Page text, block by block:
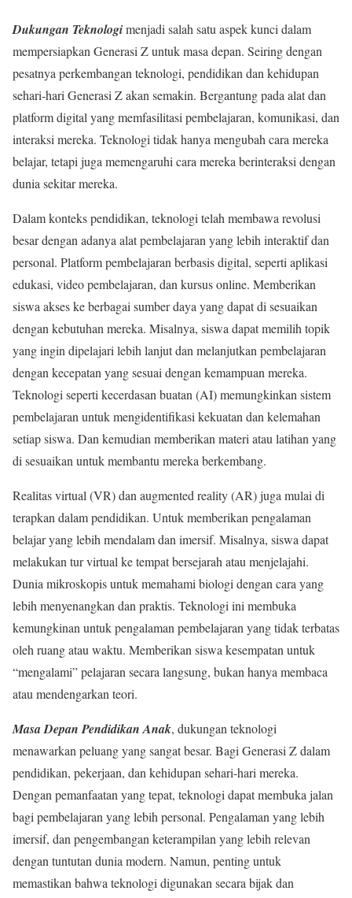
Dukungan Teknologimenjadi salah satu aspek kunci dalam
mempersiapkan Generasi Z untuk masa depan. Seiring dengan
pesatnya perkembangan teknologi, pendidikan dan kehidupan
sehari-hari Generasi Z akan semakin. Bergantung pada alat dan
platform digital yang memfasilitasi pembelajaran, komunikasi, dan
interaksi mereka. Teknologi tidak hanya mengubah cara mereka
belajar, tetapi juga memengaruhi cara mereka berinteraksi dengan
dunia sekitar mereka.
Dalam konteks pendidikan, teknologi telah membawa revolusi
besar dengan adanya alat pembelajaran yang lebih interaktif dan
personal. Platform pembelajaran berbasis digital, seperti aplikasi
edukasi, video pembelajaran, dan kursus online. Memberikan
siswa akses ke berbagai sumber daya yang dapat di sesuaikan
dengan kebutuhan mereka. Misalnya, siswa dapat memilih topik
yang ingin dipelajari lebih lanjut dan melanjutkan pembelajaran
dengan kecepatan yang sesuai dengan kemampuan mereka.
Teknologi seperti kecerdasan buatan (AI) memungkinkan sistem
pembelajaran untuk mengidentifikasi kekuatan dan kelemahan
setiap siswa. Dan kemudian memberikan materi atau latihan yang
di sesuaikan untuk membantu mereka berkembang.
Realitas virtual (VR) dan augmented reality (AR) juga mulai di
terapkan dalam pendidikan. Untuk memberikan pengalaman
belajar yang lebih mendalam dan imersif. Misalnya, siswa dapat
melakukan tur virtual ke tempat bersejarah atau menjelajahi.
Dunia mikroskopis untuk memahami biologi dengan cara yang
lebih menyenangkan dan praktis. Teknologi ini membuka
kemungkinan untuk pengalaman pembelajaran yang tidak terbatas
oleh ruang atau waktu. Memberikan siswa kesempatan untuk
“mengalami” pelajaran secara langsung, bukan hanya membaca
atau mendengarkan teori.
Masa Depan Pendidikan Anak, dukungan teknologi
menawarkan peluang yang sangat besar. Bagi Generasi Z dalam
pendidikan, pekerjaan, dan kehidupan sehari-hari mereka.
Dengan pemanfaatan yang tepat, teknologi dapat membuka jalan
bagi pembelajaran yang lebih personal. Pengalaman yang lebih
imersif, dan pengembangan keterampilan yang lebih relevan
dengan tuntutan dunia modern. Namun, penting untuk
memastikan bahwa teknologi digunakan secara bijak dan